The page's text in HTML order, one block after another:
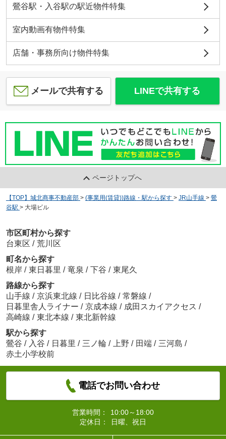
鶯谷駅・入谷駅の駅近物件特集
室内動画有物件特集
店舗・事務所向け物件特集
メールで共有する LINEで共有する
ページトップへ
【TOP】城北商事不動産部 > (事業用(賃貸))路線・駅から探す > JR山手線 > 鶯
谷駅 > 大場ビル
市区町村から探す
台東区 / 荒川区
町名から探す
根岸 / 東日暮里 / 竜泉 / 下谷 / 東尾久
路線から探す
山手線 / 京浜東北線 / 日比谷線 / 常磐線 /
日暮里舎人ライナー / 京成本線 / 成田スカイアクセス /
高崎線 / 東北本線 / 東北新幹線
駅から探す
鶯谷 / 入谷 / 日暮里 / 三ノ輪 / 上野 / 田端 / 三河島 /
赤土小学校前
電話でお問い合わせ
営業時間：
10:00～18:00
定休日：
日曜、祝日